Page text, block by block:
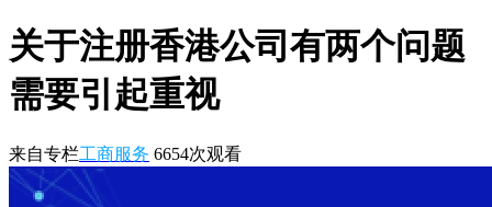
关于注册香港公司有两个问题
需要引起重视
来自专栏工商服务 6654次观看